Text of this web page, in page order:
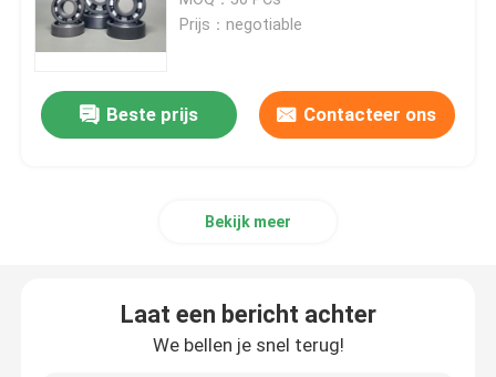
Hybride Ceramische Lagers
Het Lager van het siliciumcarbide
Ceramisch Duwlager
Prijs：negotiable
Beste prijs Contacteer ons
Bekijk meer
Laat een bericht achter
We bellen je snel terug!